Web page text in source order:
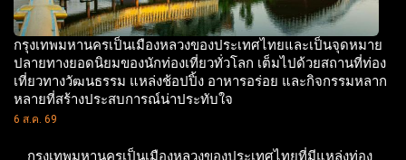
กรุงเทพมหานครเป็นเมืองหลวงของประเทศไทยและเป็นจุดหมาย
ปลายทางยอดนิยมของนักท่องเที่ยวทั่วโลก เต็มไปด้วยสถานที่ท่อง
เที่ยวทางวัฒนธรรม แหล่งช้อปปิ้ง อาหารอร่อย และกิจกรรมหลาก
หลายที่สร้างประสบการณ์น่าประทับใจ
6 ส.ค. 69
กรุงเทพมหานครเป็นเมืองหลวงของประเทศไทยที่มีแหล่งท่อง